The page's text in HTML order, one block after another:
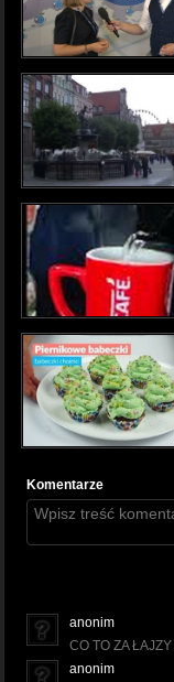
Komentarze
anonim
CO TO ZA ŁAJZY
anonim